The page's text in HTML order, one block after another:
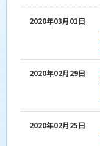
2020年03月01日
2020年02月29日
2020年02月25日